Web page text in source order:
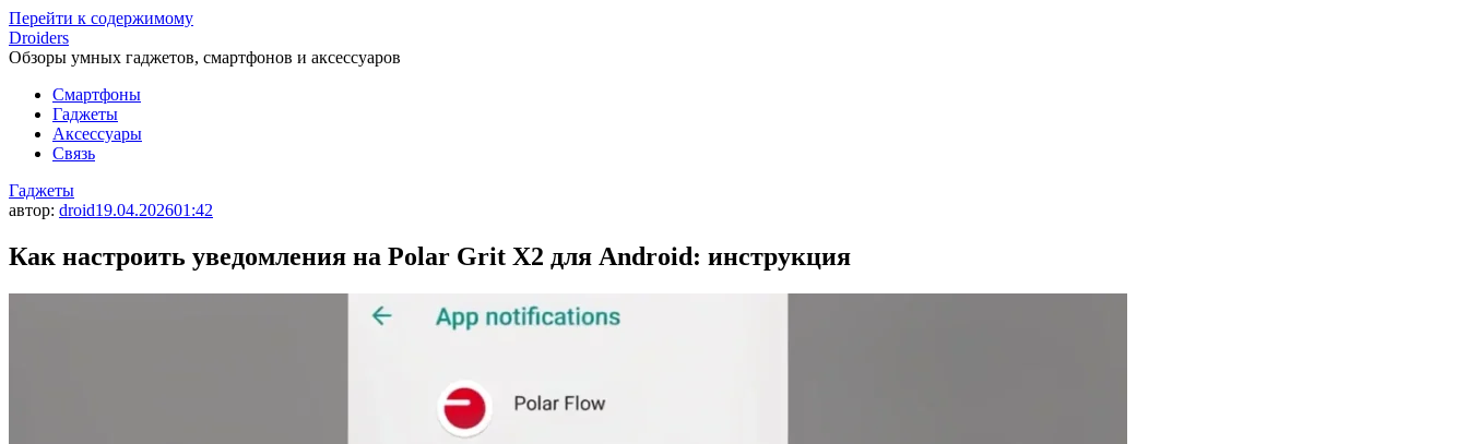
Перейти к содержимому
Droiders
Обзоры умных гаджетов, смартфонов и аксессуаров
Смартфоны
Гаджеты
Аксессуары
Связь
Гаджеты
автор: droid19.04.202601:42
Как настроить уведомления на Polar Grit X2 для Android: инструкция